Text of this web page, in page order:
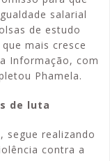
salarial
de estudo
mais cresce
Informação, com
Phamela.
de luta
segue realizando
contra a